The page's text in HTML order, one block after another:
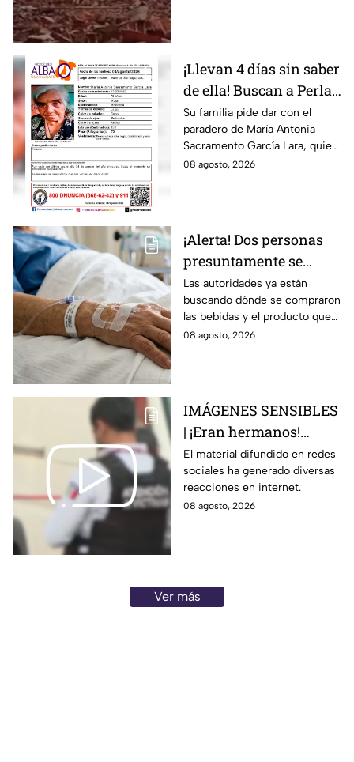
¡Llevan 4 días sin saber
de ella! Buscan a Perla
Alejandra Martín del
Campo Medina,
desaparecida en
Guanajuato
Su familia pide dar con el
paradero de María Antonia
Sacramento García Lara, quien
fue vista por última vez el 4 de
08 agosto, 2026
¡Alerta! Dos personas
presuntamente se
encuentran delicadas
por ingerir bebidas
alcohólicas
adulteradas en Celaya:
Las autoridades ya están
buscando dónde se compraron
las bebidas y el producto que
causó la intoxicación.
08 agosto, 2026
IMÁGENES SENSIBLES
| ¡Eran hermanos!
Captan brut4l agresión
contra un hombre que
perdió la vid4
El material difundido en redes
sociales ha generado diversas
reacciones en internet.
08 agosto, 2026
Ver más